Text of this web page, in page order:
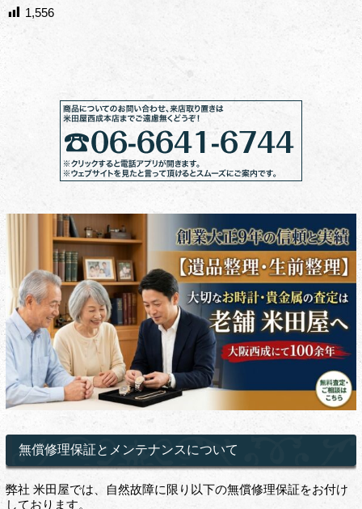
1,556
無償修理保証とメンテナンスについて
弊社 米田屋では、自然故障に限り以下の無償修理保証をお付け
しております。